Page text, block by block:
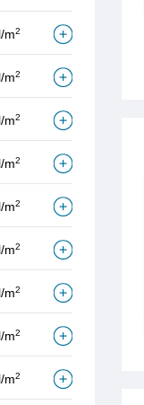
m2
m2
m2
m2
m2
m2
m2
m2
m2